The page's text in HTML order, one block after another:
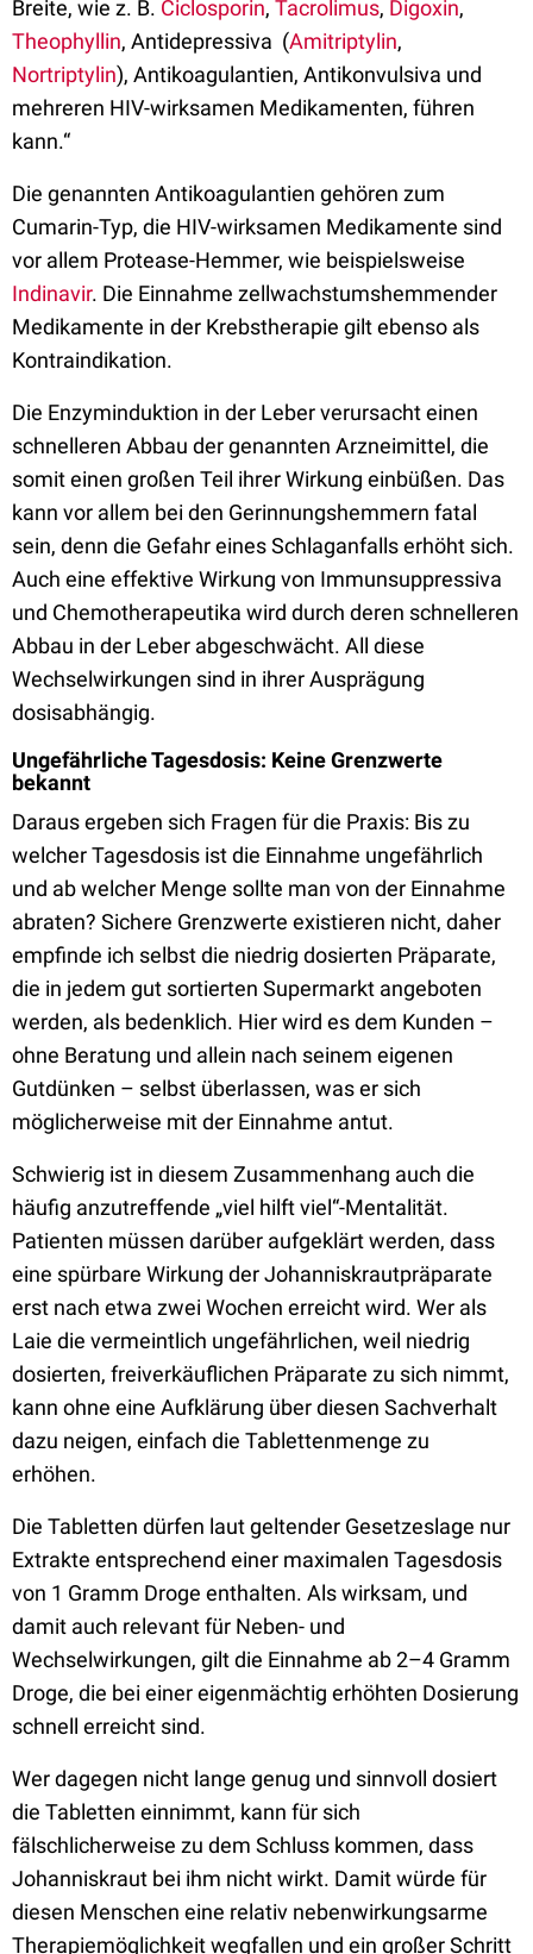
Breite, wie z. B. Ciclosporin, Tacrolimus, Digoxin,
Theophyllin, Antidepressiva (Amitriptylin,
Nortriptylin), Antikoagulantien, Antikonvulsiva und
mehreren HIV-wirksamen Medikamenten, führen
kann.“
Die genannten Antikoagulantien gehören zum
Cumarin-Typ, die HIV-wirksamen Medikamente sind
vor allem Protease-Hemmer, wie beispielsweise
Indinavir. Die Einnahme zellwachstumshemmender
Medikamente in der Krebstherapie gilt ebenso als
Kontraindikation.
Die Enzyminduktion in der Leber verursacht einen
schnelleren Abbau der genannten Arzneimittel, die
somit einen großen Teil ihrer Wirkung einbüßen. Das
kann vor allem bei den Gerinnungshemmern fatal
sein, denn die Gefahr eines Schlaganfalls erhöht sich.
Auch eine effektive Wirkung von Immunsuppressiva
und Chemotherapeutika wird durch deren schnelleren
Abbau in der Leber abgeschwächt. All diese
Wechselwirkungen sind in ihrer Ausprägung
dosisabhängig.
Ungefährliche Tagesdosis: Keine Grenzwerte
bekannt
Daraus ergeben sich Fragen für die Praxis: Bis zu
welcher Tagesdosis ist die Einnahme ungefährlich
und ab welcher Menge sollte man von der Einnahme
abraten? Sichere Grenzwerte existieren nicht, daher
empfinde ich selbst die niedrig dosierten Präparate,
die in jedem gut sortierten Supermarkt angeboten
werden, als bedenklich. Hier wird es dem Kunden –
ohne Beratung und allein nach seinem eigenen
Gutdünken – selbst überlassen, was er sich
möglicherweise mit der Einnahme antut.
Schwierig ist in diesem Zusammenhang auch die
häufig anzutreffende „viel hilft viel“-Mentalität.
Patienten müssen darüber aufgeklärt werden, dass
eine spürbare Wirkung der Johanniskrautpräparate
erst nach etwa zwei Wochen erreicht wird. Wer als
Laie die vermeintlich ungefährlichen, weil niedrig
dosierten, freiverkäuflichen Präparate zu sich nimmt,
kann ohne eine Aufklärung über diesen Sachverhalt
dazu neigen, einfach die Tablettenmenge zu
erhöhen.
Die Tabletten dürfen laut geltender Gesetzeslage nur
Extrakte entsprechend einer maximalen Tagesdosis
von 1 Gramm Droge enthalten. Als wirksam, und
damit auch relevant für Neben- und
Wechselwirkungen, gilt die Einnahme ab 2–4 Gramm
Droge, die bei einer eigenmächtig erhöhten Dosierung
schnell erreicht sind.
Wer dagegen nicht lange genug und sinnvoll dosiert
die Tabletten einnimmt, kann für sich
fälschlicherweise zu dem Schluss kommen, dass
Johanniskraut bei ihm nicht wirkt. Damit würde für
diesen Menschen eine relativ nebenwirkungsarme
Therapiemöglichkeit wegfallen und ein großer Schritt